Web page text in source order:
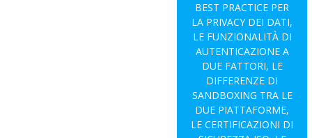
BEST PRACTICE PER
LA PRIVACY DEI DATI,
LE FUNZIONALITÀ DI
AUTENTICAZIONE A
DUE FATTORI, LE
DIFFERENZE DI
SANDBOXING TRA LE
DUE PIATTAFORME,
LE CERTIFICAZIONI DI